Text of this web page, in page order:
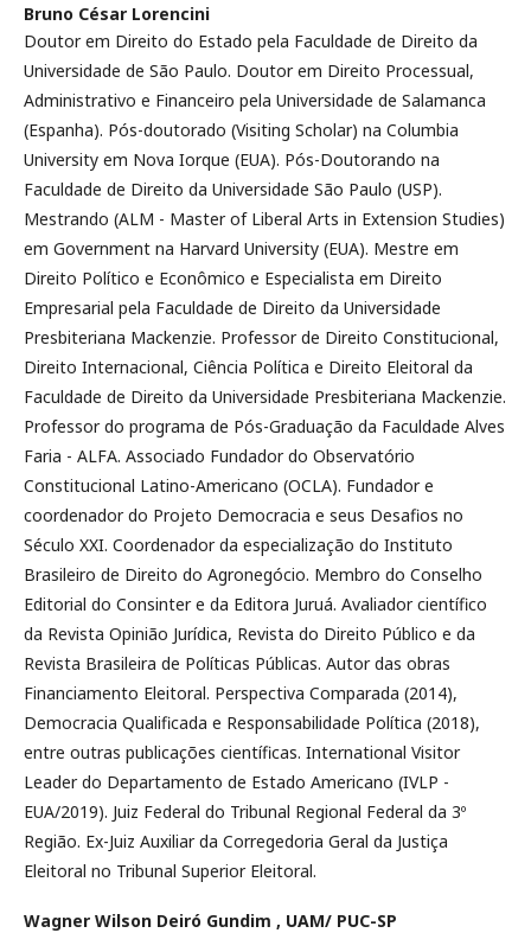
Bruno César Lorencini
Doutor em Direito do Estado pela Faculdade de Direito da
Universidade de São Paulo. Doutor em Direito Processual,
Administrativo e Financeiro pela Universidade de Salamanca
(Espanha). Pós-doutorado (Visiting Scholar) na Columbia
University em Nova Iorque (EUA). Pós-Doutorando na
Faculdade de Direito da Universidade São Paulo (USP).
Mestrando (ALM - Master of Liberal Arts in Extension Studies)
em Government na Harvard University (EUA). Mestre em
Direito Político e Econômico e Especialista em Direito
Empresarial pela Faculdade de Direito da Universidade
Presbiteriana Mackenzie. Professor de Direito Constitucional,
Direito Internacional, Ciência Política e Direito Eleitoral da
Faculdade de Direito da Universidade Presbiteriana Mackenzie.
Professor do programa de Pós-Graduação da Faculdade Alves
Faria - ALFA. Associado Fundador do Observatório
Constitucional Latino-Americano (OCLA). Fundador e
coordenador do Projeto Democracia e seus Desafios no
Século XXI. Coordenador da especialização do Instituto
Brasileiro de Direito do Agronegócio. Membro do Conselho
Editorial do Consinter e da Editora Juruá. Avaliador científico
da Revista Opinião Jurídica, Revista do Direito Público e da
Revista Brasileira de Políticas Públicas. Autor das obras
Financiamento Eleitoral. Perspectiva Comparada (2014),
Democracia Qualificada e Responsabilidade Política (2018),
entre outras publicações científicas. International Visitor
Leader do Departamento de Estado Americano (IVLP -
EUA/2019). Juiz Federal do Tribunal Regional Federal da 3º
Região. Ex-Juiz Auxiliar da Corregedoria Geral da Justiça
Eleitoral no Tribunal Superior Eleitoral.
Wagner Wilson Deiró Gundim , UAM/ PUC-SP